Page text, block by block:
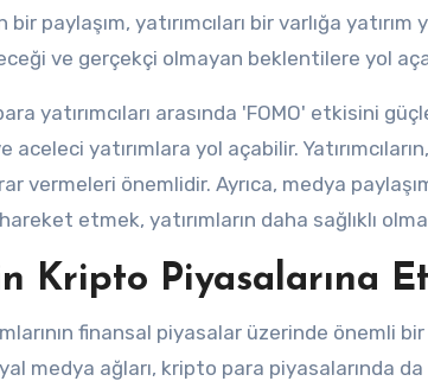
paylaşım, yatırımcıları bir varlığa
ve gerçekçi olmayan beklentilere yol
yatırımcıları arasında 'FOMO' etkisini
yatırımlara yol açabilir.
vermeleri önemlidir. Ayrıca, medya
etmek, yatırımların daha sağlıklı
Kripto Piyasalarına
finansal piyasalar üzerinde önemli
medya ağları, kripto para piyasalarında